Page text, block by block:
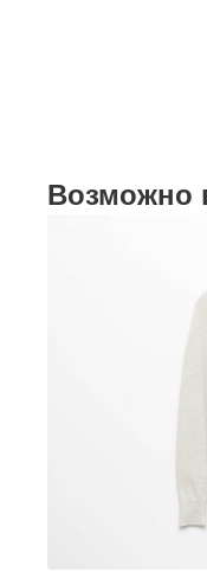
Возможно